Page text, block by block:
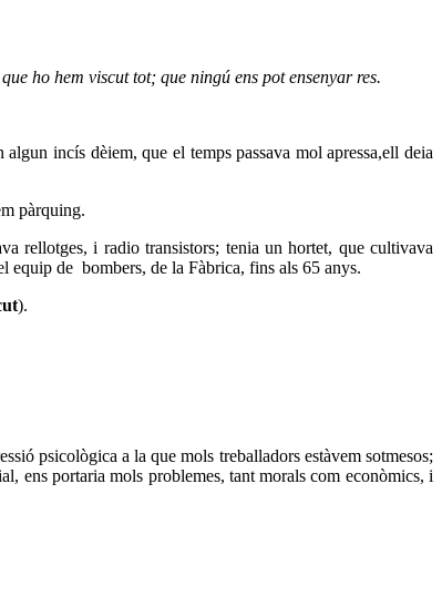
ho hem viscut tot; que ningú ens pot ensenyar res.
incís dèiem, que el temps passava mol apressa,ell deia
pàrquing.
rellotges, i radio transistors; tenia un hortet, que cultivava
equip de bombers, de la Fàbrica, fins als 65 anys.
).
psicològica a la que mols treballadors estàvem sotmesos;
ens portaria mols problemes, tant morals com econòmics, i